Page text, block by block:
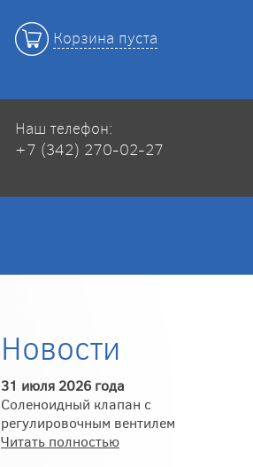
Корзина пуста
Наш телефон:
+7 (342) 270-02-27
Новости
31 июля 2026 года
Соленоидный клапан с
регулировочным вентилем
Читать полностью